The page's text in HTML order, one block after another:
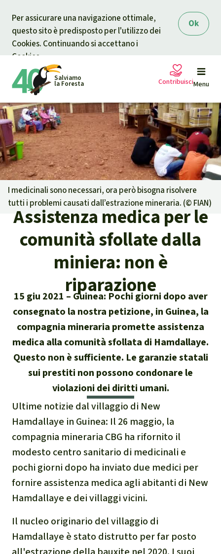
Ok
Per assicurare una navigazione ottimale,
questo sito è predisposto per l'utilizzo dei
Cookies. Continuando si accettano i
Cookies.
Salviamo
la Foresta Menu
Petizioni
Progetti
Informazioni
Informati
Attualità
Risultati
Temi principali
Biomassa e Bioenergia
Legno Tropicale
Olio di palma
Allevamenti industriali
Biodiversità
Miniere
Landgrabbing
Difensori e Difensore
MDL
Soia
Chi siamo
Salviamo la Foresta
Chi siamo
40 anni di Salviamo la Foresta
Contattaci
Trasparenza
Sede legale
Cerca
Italiano
Deutsch
Español
Français
Português
Indonesia
Contribuisci
La tua donazione aiuta
Sostieni Salviamo la Foresta
Donazione urgente
Donazione per una causa specifica
Protezione degli animali
Difensore e difensori delle foreste
In difesa della foresta
Donazione per una regione
America Latina
Africa
Sud-est asiatico
I medicinali sono necessari, ora però bisogna risolvere
tutti i problemi causati dall’estrazione mineraria. (© FIAN)
Assistenza medica per le
comunità sfollate dalla
miniera: non è
riparazione
15 giu 2021
Guinea: Pochi giorni dopo aver
consegnato la nostra petizione, in Guinea, la
compagnia mineraria promette assistenza
medica alla comunità sfollata di Hamdallaye.
Questo non è sufficiente. Le garanzie statali
sui prestiti non possono condonare le
violazioni dei diritti umani.
Ultime notizie dal villaggio di New
Hamdallaye in Guinea: Il 26 maggio, la
compagnia mineraria CBG ha rifornito il
modesto centro sanitario di medicinali e
pochi giorni dopo ha inviato due medici per
fornire assistenza medica agli abitanti di New
Hamdallaye e dei villaggi vicini.
Il nucleo originario del villaggio di
Hamdallaye è stato distrutto per far posto